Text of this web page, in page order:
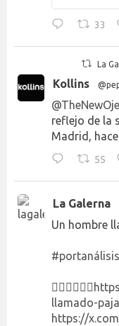
33
La
Kollins
reflejo de la
Madrid,
55
La Galerna
Un hombre
#portanálisis
👉🏻👉🏻👉🏻
llamado-
https://